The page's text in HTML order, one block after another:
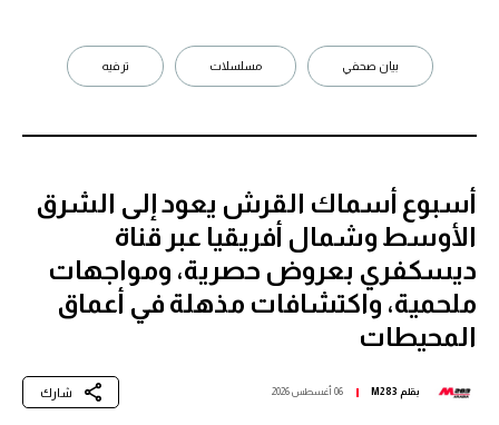
بيان صحفي مسلسلات ترفيه
أسبوع أسماك القرش يعود إلى الشرق
الأوسط وشمال أفريقيا عبر قناة
ديسكفري بعروض حصرية، ومواجهات
ملحمية، واكتشافات مذهلة في أعماق
المحيطات
بقلم M283 06 أغسطس 2026 شارك